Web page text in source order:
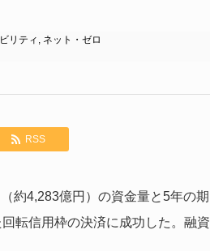
リティ , ネット・ゼロ
RSS
約4,283億円）の資金量と5年の
転信用枠の決済に成功した。融